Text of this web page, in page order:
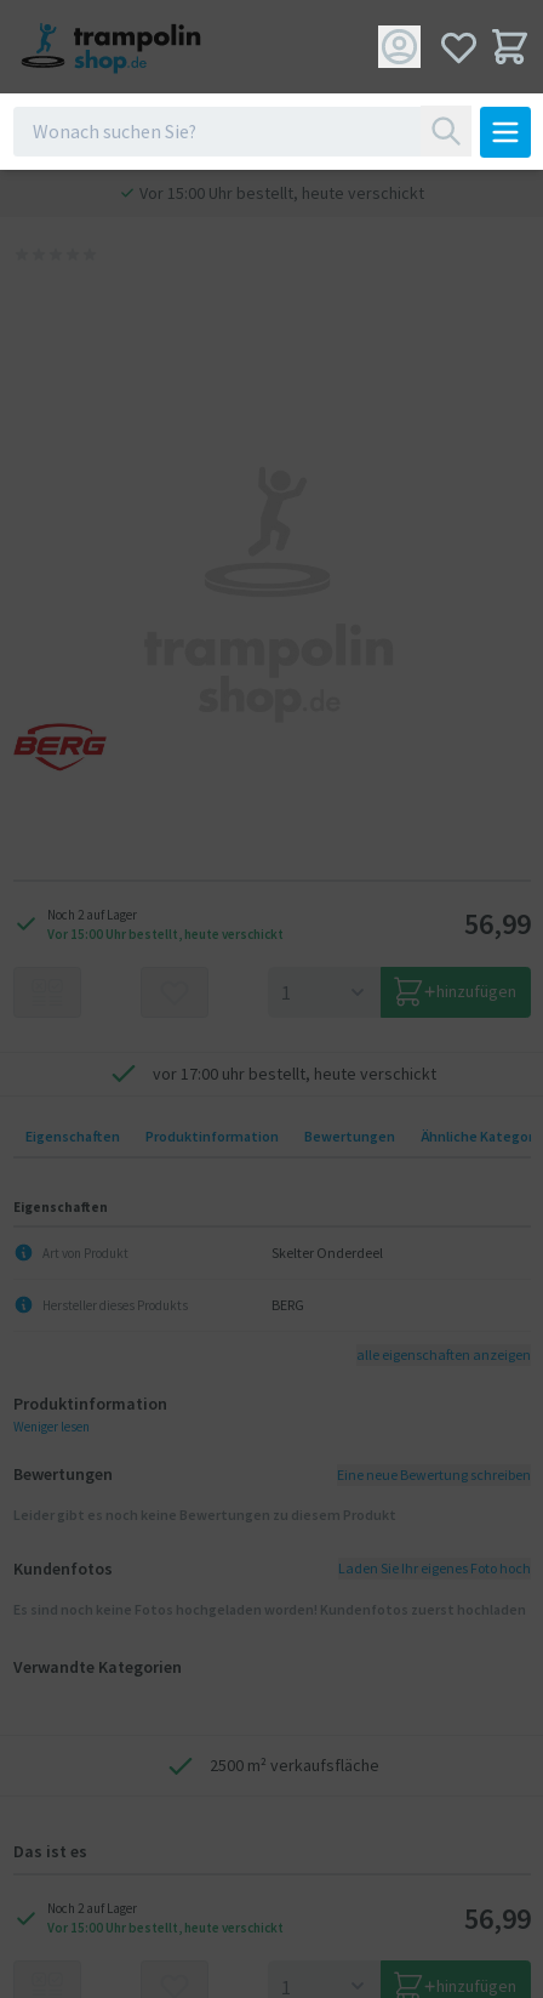
Vor 15:00 Uhr bestellt, heute verschickt
Noch 2 auf Lager
Vor 15:00 Uhr bestellt, heute verschickt
56,99
hinzufügen
vor 17:00 uhr bestellt, heute verschickt
Eigenschaften Produktinformation Bewertungen Ähnliche
Eigenschaften
Art von Produkt Skelter Onderdeel
Hersteller dieses Produkts BERG
alle eigenschaften anzeigen
Produktinformation
Weniger lesen
Bewertungen Eine neue Bewertung schreiben
Leider gibt es noch keine Bewertungen zu diesem Produkt
Kundenfotos Laden Sie Ihr eigenes Foto hoch
Es sind noch keine Fotos hochgeladen worden! Kundenfotos zuerst hochladen
Verwandte Kategorien
2500 m² verkaufsfläche
Das ist es
Noch 2 auf Lager
Vor 15:00 Uhr bestellt, heute verschickt
56,99
hinzufügen